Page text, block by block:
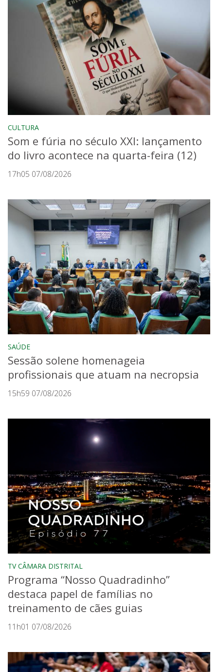
CULTURA
Som e fúria no século XXI: lançamento
do livro acontece na quarta-feira (12)
17h05 07/08/2026
SAÚDE
Sessão solene homenageia
profissionais que atuam na necropsia
15h59 07/08/2026
TV CÂMARA DISTRITAL
Programa “Nosso Quadradinho”
destaca papel de famílias no
treinamento de cães guias
11h01 07/08/2026